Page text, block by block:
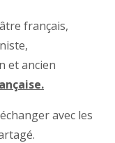
français,
et ancien
avec les